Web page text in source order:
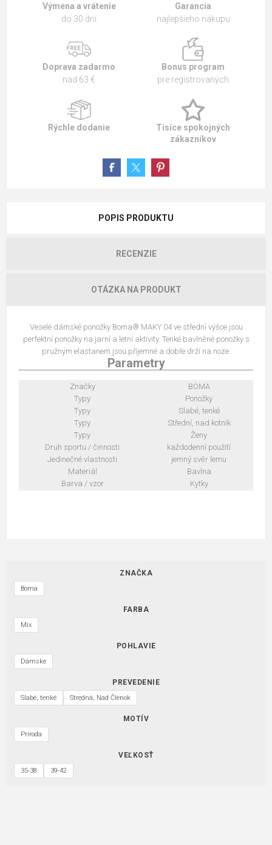
Výmena a vrátenie
do 30 dní
Garancia
najlepšieho nákupu
Doprava zadarmo
nad 63 €
Bonus program
pre registrovaných
Rýchle dodanie
Tisíce spokojných
zákazníkov
POPIS PRODUKTU
RECENZIE
OTÁZKA NA PRODUKT
Veselé dámské ponožky Boma® MAKY 04 ve střední výšce jsou
perfektní ponožky na jarní a letní aktivity. Tenké bavlněné ponožky s
pružným elastanem jsou příjemné a dobře drží na noze.
Parametry
Značky
BOMA
Typy
Ponožky
Typy
Slabé, tenké
Typy
Střední, nad kotník
Typy
Ženy
Druh sportu / činnosti
každodenní použití
Jedinečné vlastnosti
jemný svěr lemu
Materiál
Bavlna
Barva / vzor
Kytky
ZNAČKA
Boma
FARBA
Mix
POHLAVIE
Dámske
PREVEDENIE
Slabé, tenké Stredná, Nad Členok
MOTÍV
Príroda
VEĽKOSŤ
35-38 39-42